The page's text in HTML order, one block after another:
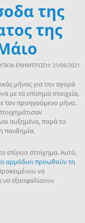
της
της
ΕΝΗΜΈΡΩΣΗ: 21/06/2021
μήνας για την αγορά
με τα επίσημα στοιχεία,
τον προηγούμενο μήνα.
αυξημένα, παρά τα
πανδημία.
επίγειο στοίχημα. Αυτό,
αρμόδιοι προωθούν τη
να
να εξασφαλίσουν